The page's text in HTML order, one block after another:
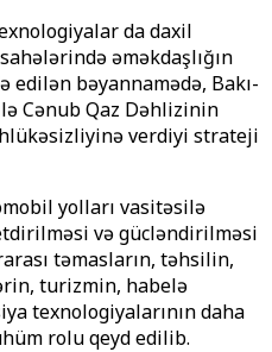
da daxil
əməkdaşlığın
edilən bəyannamədə, Bakı-
Cənub Qaz Dəhlizinin
verdiyi strateji
yolları vasitəsilə
və gücləndirilməsi
təmasların, təhsilin,
turizmin, habelə
texnologiyalarının daha
rolu qeyd edilib.